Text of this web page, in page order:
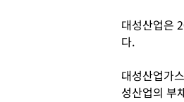
대성산업은
다.
대성산업가
성산업의 부